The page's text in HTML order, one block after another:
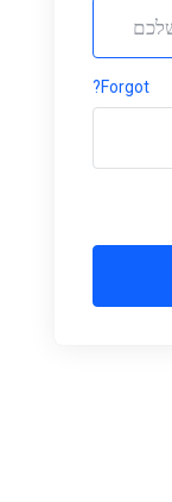
Forgot?